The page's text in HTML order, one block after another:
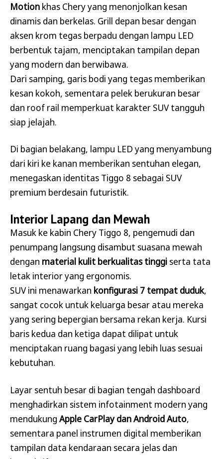
Motion khas Chery yang menonjolkan kesan
dinamis dan berkelas. Grill depan besar dengan
aksen krom tegas berpadu dengan lampu LED
berbentuk tajam, menciptakan tampilan depan
yang modern dan berwibawa.
Dari samping, garis bodi yang tegas memberikan
kesan kokoh, sementara pelek berukuran besar
dan roof rail memperkuat karakter SUV tangguh
siap jelajah.
Di bagian belakang, lampu LED yang menyambung
dari kiri ke kanan memberikan sentuhan elegan,
menegaskan identitas Tiggo 8 sebagai SUV
premium berdesain futuristik.
Interior Lapang dan Mewah
Masuk ke kabin Chery Tiggo 8, pengemudi dan
penumpang langsung disambut suasana mewah
dengan material kulit berkualitas tinggi serta tata
letak interior yang ergonomis.
SUV ini menawarkan konfigurasi 7 tempat duduk,
sangat cocok untuk keluarga besar atau mereka
yang sering bepergian bersama rekan kerja. Kursi
baris kedua dan ketiga dapat dilipat untuk
menciptakan ruang bagasi yang lebih luas sesuai
kebutuhan.
Layar sentuh besar di bagian tengah dashboard
menghadirkan sistem infotainment modern yang
mendukung Apple CarPlay dan Android Auto,
sementara panel instrumen digital memberikan
tampilan data kendaraan secara jelas dan